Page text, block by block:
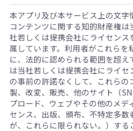
本アプリ及び本サービス上の文字
コンテンツに関する知的財産権は
社若しくは提携会社にライセンス
属しています。利用者がこれらを
に、法的に認められる範囲を超え
は当社若しくは提携会社にライ
の事前の許諾なくして、これら
製、改変、販売、他のサイト（
プロード、ウェブやその他のメデ
センス、出版、頒布、不特定多数
が、これらに限られない。）する